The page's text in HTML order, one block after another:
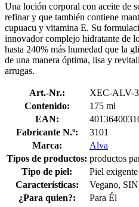
Una loción corporal con aceite de
refinar y que también contiene
cupuacu y vitamina E. Su
innovador complejo hidratante de
hasta 240% más humedad que la
de una manera óptima, lisa y
arrugas.
Art.-Nr.:
XEC-ALV-
Contenido:
175 ml
EAN:
Fabricante N.º:
3101
Marca:
Alva
Tipos de productos: productos
Tipo de piel:
Piel exigente
Características:
Vegano,
¿Para quien?:
Para Él